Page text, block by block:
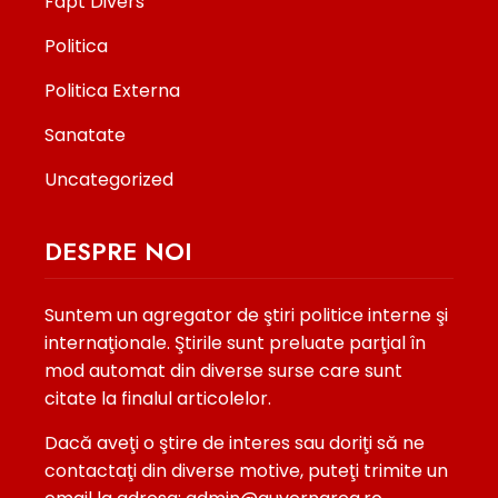
Politica
Politica Externa
Sanatate
Uncategorized
DESPRE NOI
Suntem un agregator de ştiri politice interne şi
internaţionale. Ştirile sunt preluate parţial în
mod automat din diverse surse care sunt
citate la finalul articolelor.
Dacă aveţi o ştire de interes sau doriţi să ne
contactaţi din diverse motive, puteţi trimite un